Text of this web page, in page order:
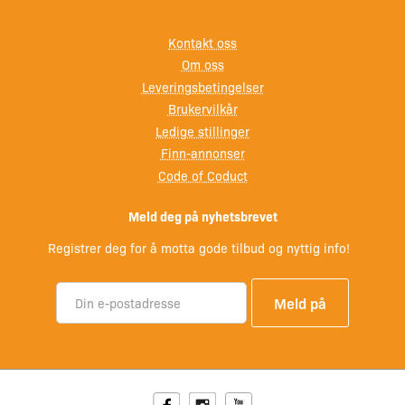
Kontakt oss
Om oss
Leveringsbetingelser
Brukervilkår
Ledige stillinger
Finn-annonser
Code of Coduct
Meld deg på nyhetsbrevet
Registrer deg for å motta gode tilbud og nyttig info!
FacebookInstagramYoutube